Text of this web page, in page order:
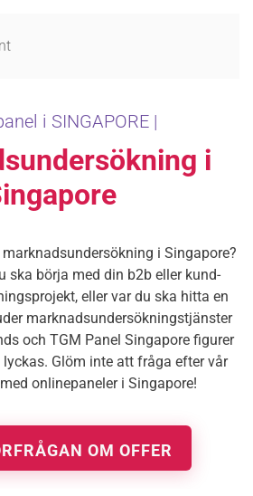
i SINGAPORE |
i
i Singapore?
ska börja med din b2b eller kund-
eller var du ska hitta en
marknadsundersökningstjänster
och TGM Panel Singapore figurer
Glöm inte att fråga efter vår
onlinepaneler i Singapore!
OM OFFER